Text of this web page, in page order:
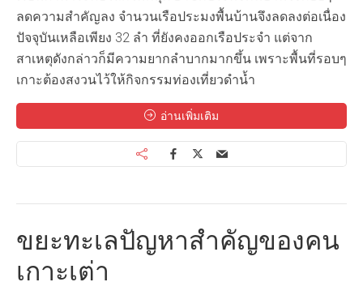
ลดความสำคัญลง จำนวนเรือประมงพื้นบ้านจึงลดลงต่อเนื่อง
ปัจจุบันเหลือเพียง 32 ลำ ที่ยังคงออกเรือประจำ แต่จาก
สาเหตุดังกล่าวก็มีความยากลำบากมากขึ้น เพราะพื้นที่รอบๆ
เกาะต้องสงวนไว้ให้กิจกรรมท่องเที่ยวดำน้ำ
อ่านเพิ่มเติม
ขยะทะเลปัญหาสำคัญของคน
เกาะเต่า